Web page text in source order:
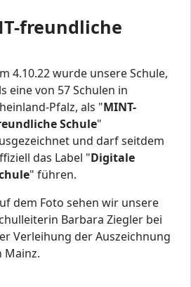
freundliche
4.10.22 wurde unsere Schule,
eine von 57 Schulen in
Pfalz, als "MINT-
Schule"
und darf seitdem
das Label "Digitale
" führen.
dem Foto sehen wir unsere
Barbara Ziegler bei
Verleihung der Auszeichnung
Mainz.